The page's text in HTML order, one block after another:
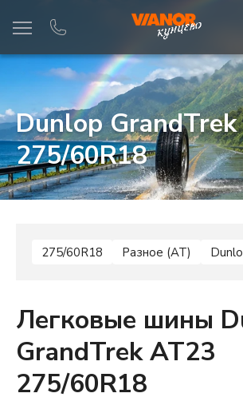
Dunlop
275/60R18
275/60R18 Разное (AT)
Легковые шины
GrandTrek AT23
275/60R18
Информация Фото товара